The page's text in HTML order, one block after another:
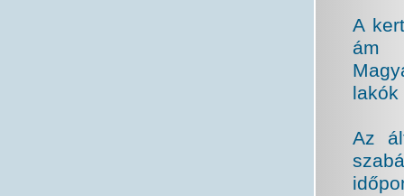
A
ám
lakók
Az